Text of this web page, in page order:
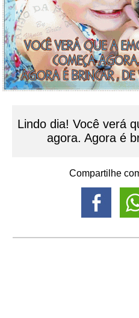
Lindo dia! Você verá
agora. Agora é
Compartilhe